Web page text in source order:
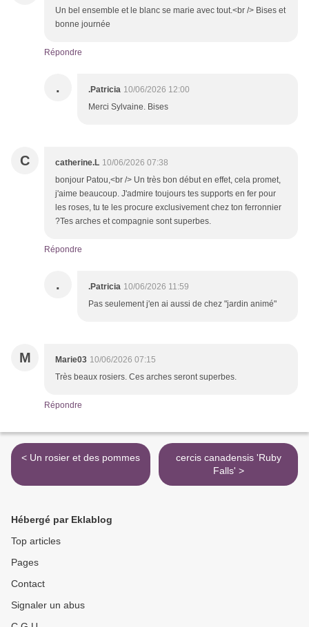
Un bel ensemble et le blanc se marie avec tout.<br /> Bises et
bonne journée
Répondre
. .Patricia 10/06/2026 12:00
Merci Sylvaine. Bises
C catherine.L 10/06/2026 07:38
bonjour Patou,<br /> Un très bon début en effet, cela promet,
j'aime beaucoup. J'admire toujours tes supports en fer pour
les roses, tu te les procure exclusivement chez ton ferronnier
?Tes arches et compagnie sont superbes.
Répondre
. .Patricia 10/06/2026 11:59
Pas seulement j'en ai aussi de chez "jardin animé"
M Marie03 10/06/2026 07:15
Très beaux rosiers. Ces arches seront superbes.
Répondre
< Un rosier et des pommes
cercis canadensis 'Ruby
Falls' >
Hébergé par Eklablog
Top articles
Pages
Contact
Signaler un abus